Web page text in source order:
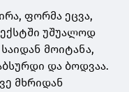
ფორმა ეცვა,
უშუალოდ
მოიტანა,
და ბოდვაა.
მხრიდან